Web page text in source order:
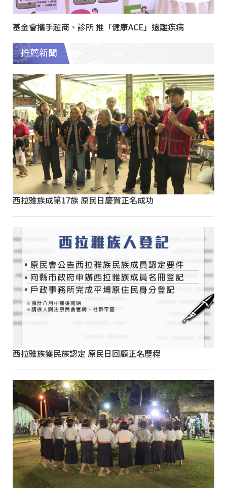
基金會攜手超商、診所 推「健康ACE」遠離疾病
推薦新聞
西拉雅族成第17族 原民日慶賀正名成功
西拉雅族獲民族認定 原民日回顧正名歷程